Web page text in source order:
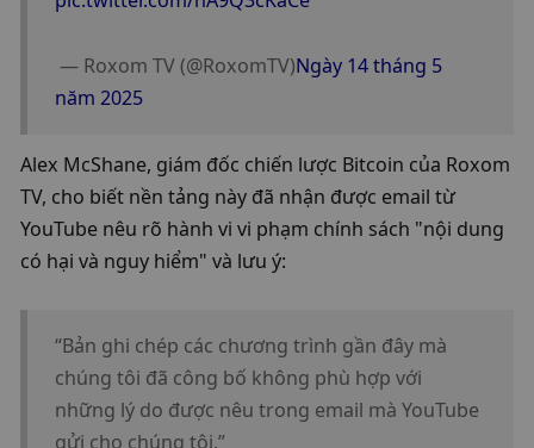
— Roxom TV (@RoxomTV)Ngày 14 tháng 5
năm 2025
Alex McShane, giám đốc chiến lược Bitcoin của Roxom
TV, cho biết nền tảng này đã nhận được email từ
YouTube nêu rõ hành vi vi phạm chính sách "nội dung
có hại và nguy hiểm" và lưu ý:
“Bản ghi chép các chương trình gần đây mà
chúng tôi đã công bố không phù hợp với
những lý do được nêu trong email mà YouTube
gửi cho chúng tôi.”